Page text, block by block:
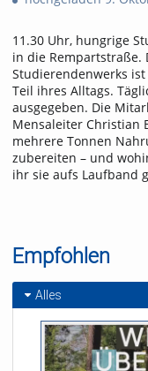
11.30 Uhr, hungrige
in die Rempartstraße.
Studierendenwerks
Teil ihres Alltags.
ausgegeben. Die
Mensaleiter Christian
mehrere Tonnen
zubereiten – und
ihr sie aufs Laufband
Empfohlen
Alles